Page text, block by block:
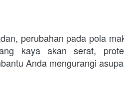
perubahan pada pola
kaya akan serat,
Anda mengurangi